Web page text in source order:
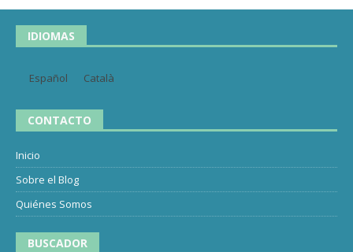
IDIOMAS
Español Català
CONTACTO
Inicio
Sobre el Blog
Quiénes Somos
BUSCADOR